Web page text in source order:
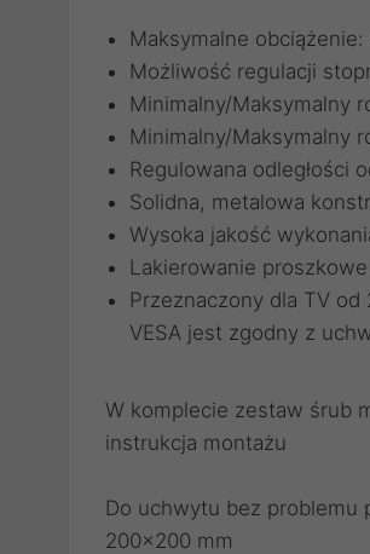
Maksymalne
Możliwość regulacji
Minimalny/Maksymalny
Minimalny/Maksymalny
Regulowana odległości
Solidna, metalowa
Wysoka jakość
Lakierowanie
Przeznaczony dla TV
VESA jest zgodny z
W komplecie zestaw śrub
instrukcja montażu
Do uchwytu bez problemu
200x200 mm